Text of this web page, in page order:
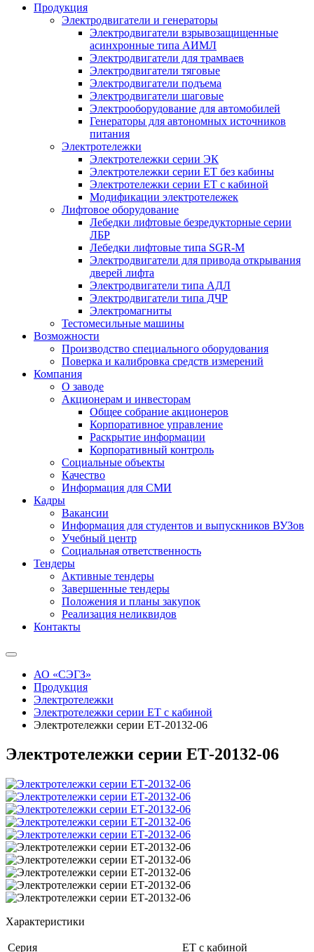
Продукция
Электродвигатели и генераторы
Электродвигатели взрывозащищенные
асинхронные типа АИМЛ
Электродвигатели для трамваев
Электродвигатели тяговые
Электродвигатели подъема
Электродвигатели шаговые
Электрооборудование для автомобилей
Генераторы для автономных источников
питания
Электротележки
Электротележки серии ЭК
Электротележки серии ЕТ без кабины
Электротележки серии ЕТ с кабиной
Модификации электротележек
Лифтовое оборудование
Лебедки лифтовые безредукторные серии
ЛБР
Лебедки лифтовые типа SGR-M
Электродвигатели для привода открывания
дверей лифта
Электродвигатели типа АДЛ
Электродвигатели типа ДЧР
Электромагниты
Тестомесильные машины
Возможности
Производство специального оборудования
Поверка и калибровка средств измерений
Компания
О заводе
Акционерам и инвесторам
Общее собрание акционеров
Корпоративное управление
Раскрытие информации
Корпоративный контроль
Социальные объекты
Качество
Информация для СМИ
Кадры
Вакансии
Информация для студентов и выпускников ВУЗов
Учебный центр
Социальная ответственность
Тендеры
Активные тендеры
Завершенные тендеры
Положения и планы закупок
Реализация неликвидов
Контакты
АО «СЭГЗ»
Продукция
Электротележки
Электротележки серии ЕТ с кабиной
Электротележки серии ЕТ-20132-06
Электротележки серии ЕТ-20132-06
Характеристики
Серия ЕТ с кабиной